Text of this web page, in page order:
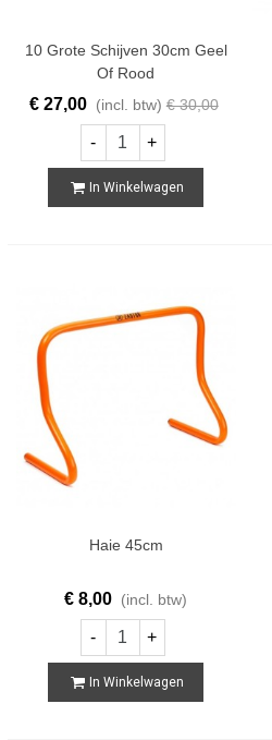
10 Grote Schijven 30cm Geel
Of Rood
€ 27,00 (incl. btw) € 30,00
- +
In Winkelwagen
Haie 45cm
€ 8,00 (incl. btw)
- +
In Winkelwagen